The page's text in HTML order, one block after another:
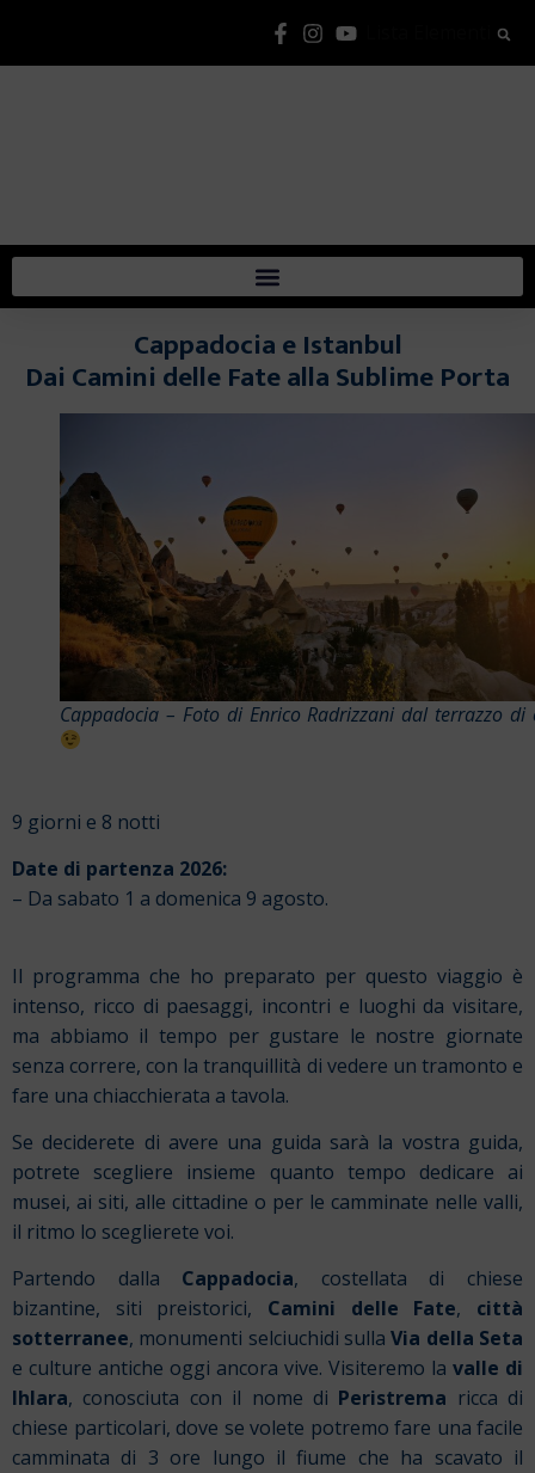
Cappadocia e Istanbul
Dai Camini delle Fate alla Sublime Porta
Cappadocia – Foto di Enrico Radrizzani dal terrazzo di
9 giorni e 8 notti
Date di partenza 2026:
– Da sabato 1 a domenica 9 agosto.
Il programma che ho preparato per questo viaggio è
intenso, ricco di paesaggi, incontri e luoghi da visitare,
ma abbiamo il tempo per gustare le nostre giornate
senza correre, con la tranquillità di vedere un tramonto e
fare una chiacchierata a tavola.
Se deciderete di avere una guida sarà la vostra guida,
potrete scegliere insieme quanto tempo dedicare ai
musei, ai siti, alle cittadine o per le camminate nelle valli,
il ritmo lo sceglierete voi.
Partendo dalla Cappadocia, costellata di chiese
bizantine, siti preistorici, Camini delle Fate, città
sotterranee, monumenti selciuchidi sullaVia della Seta
e culture antiche oggi ancora vive. Visiteremo la valle di
Ihlara, conosciuta con il nome di Peristrema ricca di
chiese particolari, dove se volete potremo fare una facile
camminata di 3 ore lungo il fiume che ha scavato il